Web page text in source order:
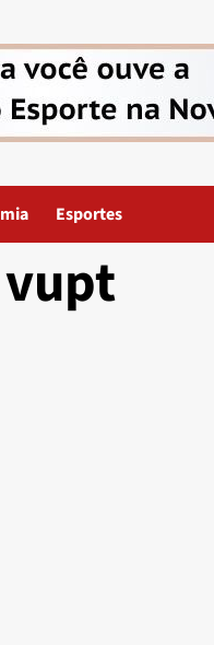
Esportes